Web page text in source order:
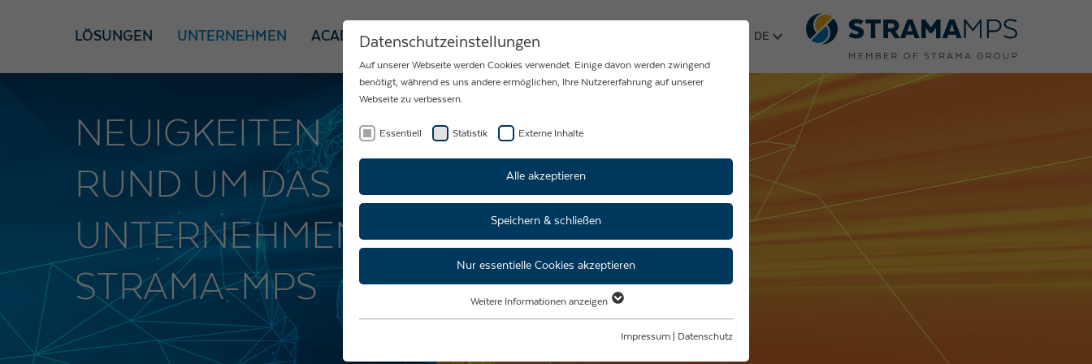
LÖSUNGEN UNTERNEHMEN ACADEMY KARRIERE NEWS
NEUIGKEITEN
RUND UM DAS
UNTERNEHMEN
STRAMA-MPS
Datenschutzeinstellungen
Auf unserer Webseite werden Cookies verwendet. Einige davon werden zwingend
benötigt, während es uns andere ermöglichen, Ihre Nutzererfahrung auf unserer
Webseite zu verbessern.
Essentiell Statistik Externe Inhalte
Alle akzeptieren
Speichern & schließen
Nur essentielle Cookies akzeptieren
Essentielle Cookies werden für grundlegende Funktionen der Webseite benötigt.
Weitere Informationen anzeigen
Impressum Datenschutz